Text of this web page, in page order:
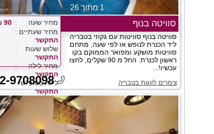
1 מתוך 26
סוויטה בנוף
סוויטה בנוף סוויטות עם גקוזי בטבריה
ליד הכנרת לנופש או לפי שעה, מתחם
סוויטות מושקע ומפואר הממוקם בקו
ראשון לכנרת. החל מ 90 שקלים, לחצו
עכשיו!...
צימרים לזוגות בטבריה
מחיר שעה
90 ₪
מחיר שעתיים
התקשר
שלוש שעות
התקשר
מחיר לילה
התקשר
לילה בסופ''ש
התקשר
9708098